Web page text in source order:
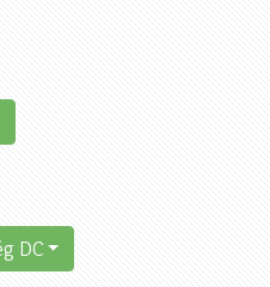
Betápláló feszültség DC